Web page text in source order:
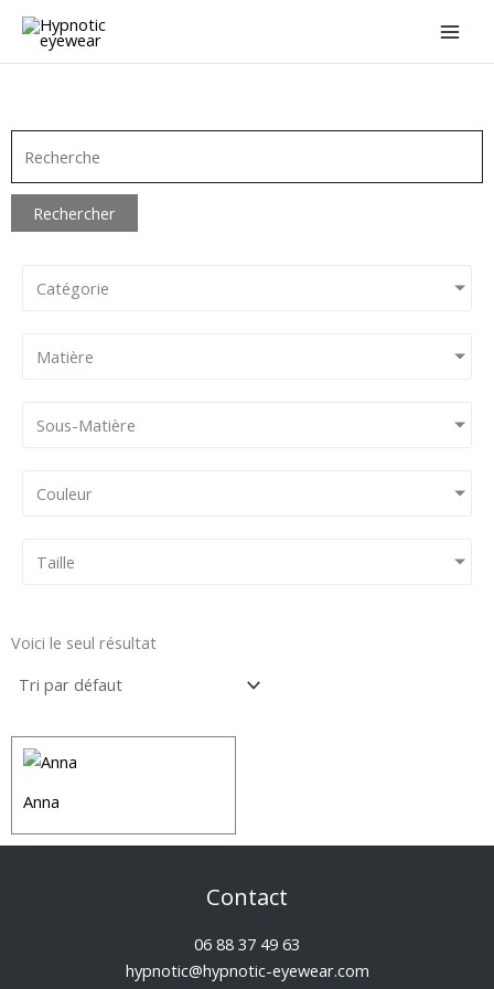
Aller
Rechercher
Catégorie
Matière
Sous-Matière
Couleur
Taille
Voici le seul résultat
Anna
Contact
06 88 37 49 63
hypnotic@hypnotic-eyewear.com